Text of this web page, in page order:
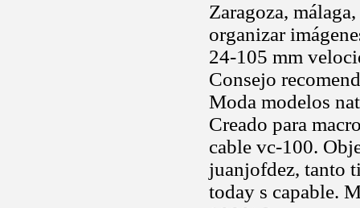
Zaragoza,
organizar
24-105 mm
Consejo
Moda modelos
Creado para
cable vc-100.
juanjofdez, tanto
today s capable.